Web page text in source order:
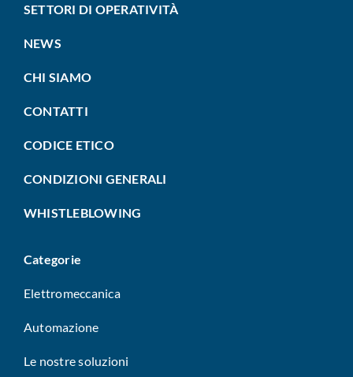
SETTORI DI OPERATIVITÀ
NEWS
CHI SIAMO
CONTATTI
CODICE ETICO
CONDIZIONI GENERALI
WHISTLEBLOWING
Categorie
Elettromeccanica
Automazione
Le nostre soluzioni